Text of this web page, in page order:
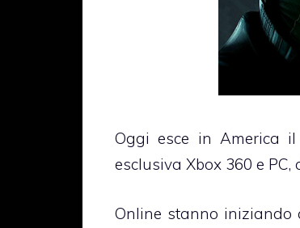
Oggi esce in America
esclusiva Xbox 360 e
Online stanno iniziando